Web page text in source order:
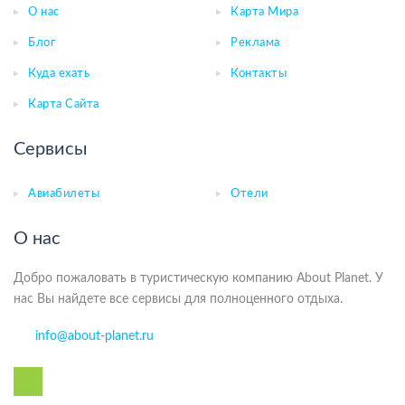
О нас Карта Мира
Блог Реклама
Куда ехать Контакты
Карта Сайта
Сервисы
Авиабилеты Отели
О нас
Добро пожаловать в туристическую компанию About Planet. У
нас Вы найдете все сервисы для полноценного отдыха.
info@about-planet.ru